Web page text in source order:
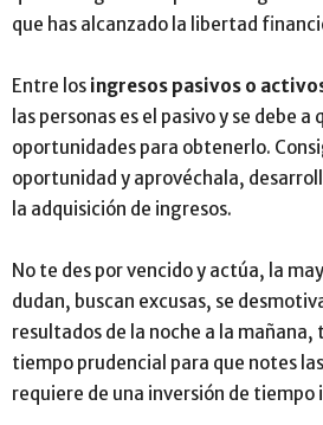
que has alcanzado la libertad
Entre los ingresos pasivos o
las personas es el pasivo y se debe a
oportunidades para obtenerlo.
oportunidad y aprovéchala,
la adquisición de ingresos.
No te des por vencido y actúa, la
dudan, buscan excusas, se
resultados de la noche a la mañana,
tiempo prudencial para que notes
requiere de una inversión de tiempo